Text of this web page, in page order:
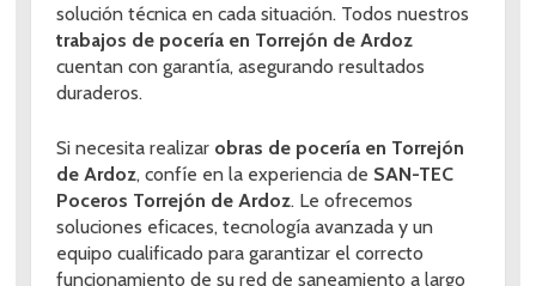
solución técnica en cada situación. Todos nuestros
trabajos de pocería en Torrejón de Ardoz
cuentan con garantía, asegurando resultados
duraderos.
Si necesita realizar obras de pocería en Torrejón
de Ardoz, confíe en la experiencia de SAN-TEC
Poceros Torrejón de Ardoz. Le ofrecemos
soluciones eficaces, tecnología avanzada y un
equipo cualificado para garantizar el correcto
funcionamiento de su red de saneamiento a largo